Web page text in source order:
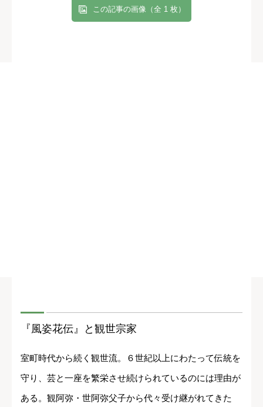
この記事の画像（全 1 枚）
『風姿花伝』と観世宗家
室町時代から続く観世流。６世紀以上にわたって伝統を
守り、芸と一座を繁栄させ続けられているのには理由が
ある。観阿弥・世阿弥父子から代々受け継がれてきた